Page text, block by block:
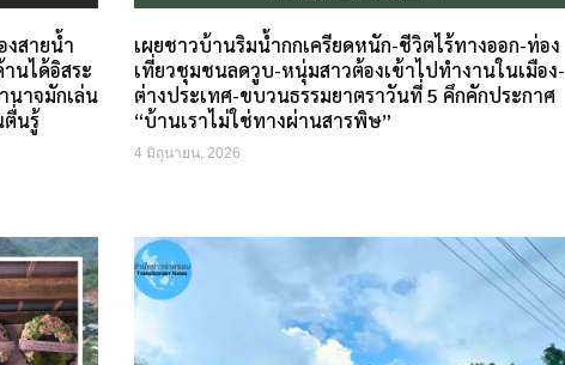
สายน้ำ
นได้อิสระ
นาจมักเล่น
ตื่นรู้
เผยชาวบ้านริมน้ำกกเครียดหนัก-ชีวิตไร้ทางออก-ท่อง
เที่ยวชุมชนลดวูบ-หนุ่มสาวต้องเข้าไปทำงานในเมือง-
ต่างประเทศ-ขบวนธรรมยาตราวันที่ 5 คึกคักประกาศ
“บ้านเราไม่ใช่ทางผ่านสารพิษ”
4 มิถุนายน, 2026